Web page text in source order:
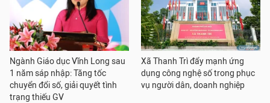
Ngành Giáo dục Vĩnh Long sau
1 năm sáp nhập: Tăng tốc
chuyển đổi số, giải quyết tình
trạng thiếu GV
Xã Thanh Trì đẩy mạnh ứng
dụng công nghệ số trong phục
vụ người dân, doanh nghiệp